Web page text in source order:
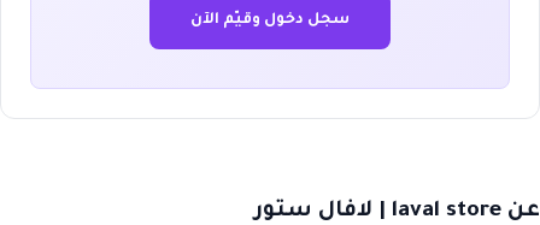
سجل دخول وقيّم الآن
عن laval store | لافال ستور